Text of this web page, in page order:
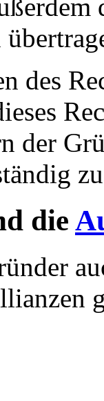
des
der
die